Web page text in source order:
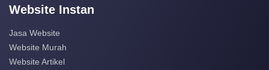
Website Instan
Jasa Website
Website Murah
Website Artikel